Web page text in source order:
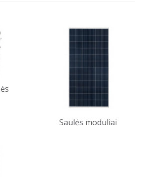
Saulės moduliai